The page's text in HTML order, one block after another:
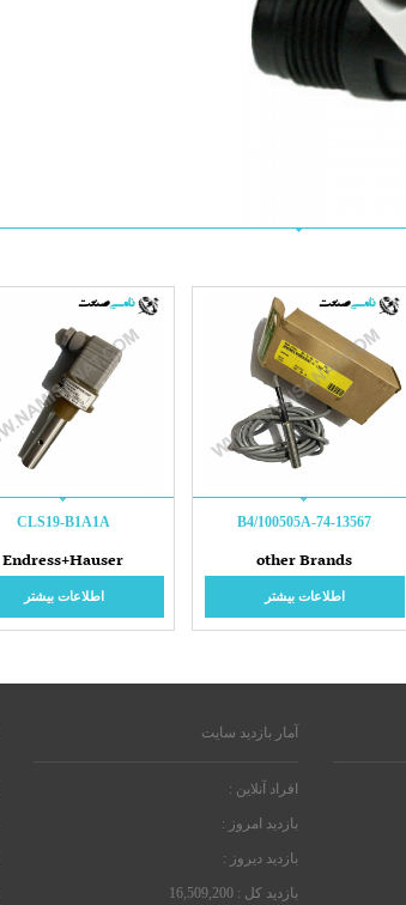
74-13567-B4/100505A
other Brands
اطلاعات بیشتر
CLS19-B1A1A
Endress+Hauser
اطلاعات بیشتر
آمار بازدید سایت
افراد آنلاین :
بازدید امروز :
بازدید دیروز :
بازدید کل : 16,509,200